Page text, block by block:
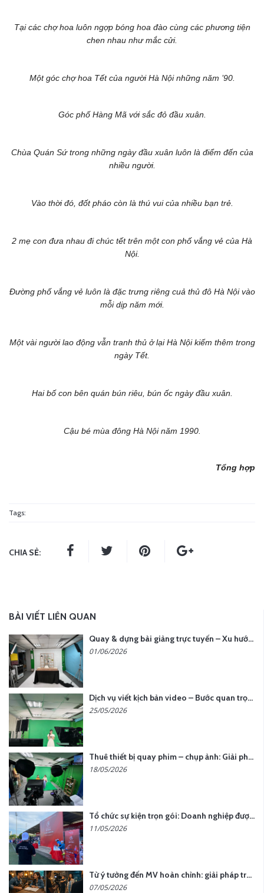
Tại các chợ hoa luôn ngợp bóng hoa đào cùng các phương tiện
chen nhau như mắc cửi.
Một góc chợ hoa Tết của người Hà Nội những năm ’90.
Góc phố Hàng Mã với sắc đỏ đầu xuân.
Chùa Quán Sứ trong những ngày đầu xuân luôn là điểm đến của
nhiều người.
Vào thời đó, đốt pháo còn là thú vui của nhiều bạn trẻ.
2 mẹ con đưa nhau đi chúc tết trên một con phố vắng vẻ của Hà
Nội.
Đường phố vắng vẻ luôn là đặc trưng riêng cuả thủ đô Hà Nội vào
mỗi dịp năm mới.
Một vài người lao động vẫn tranh thủ ở lại Hà Nội kiếm thêm trong
ngày Tết.
Hai bố con bên quán bún riêu, bún ốc ngày đầu xuân.
Cậu bé mùa đông Hà Nội năm 1990.
Tổng hợp
Tags:
CHIA SẺ:
BÀI VIẾT LIÊN QUAN
Quay & dựng bài giảng trực tuyến – Xu hướng đào tạo thời đại số
01/06/2026
Dịch vụ viết kịch bản video – Bước quan trọng quyết định thành công nội dung
25/05/2026
Thuê thiết bị quay phim – chụp ảnh: Giải pháp tối ưu chi phí cho doanh nghiệp
18/05/2026
Tổ chức sự kiện trọn gói: Doanh nghiệp được gì khi chọn đơn vị chuyên nghiệp?
11/05/2026
Từ ý tưởng đến MV hoàn chỉnh: giải pháp trọn gói tại YCN Media
07/05/2026